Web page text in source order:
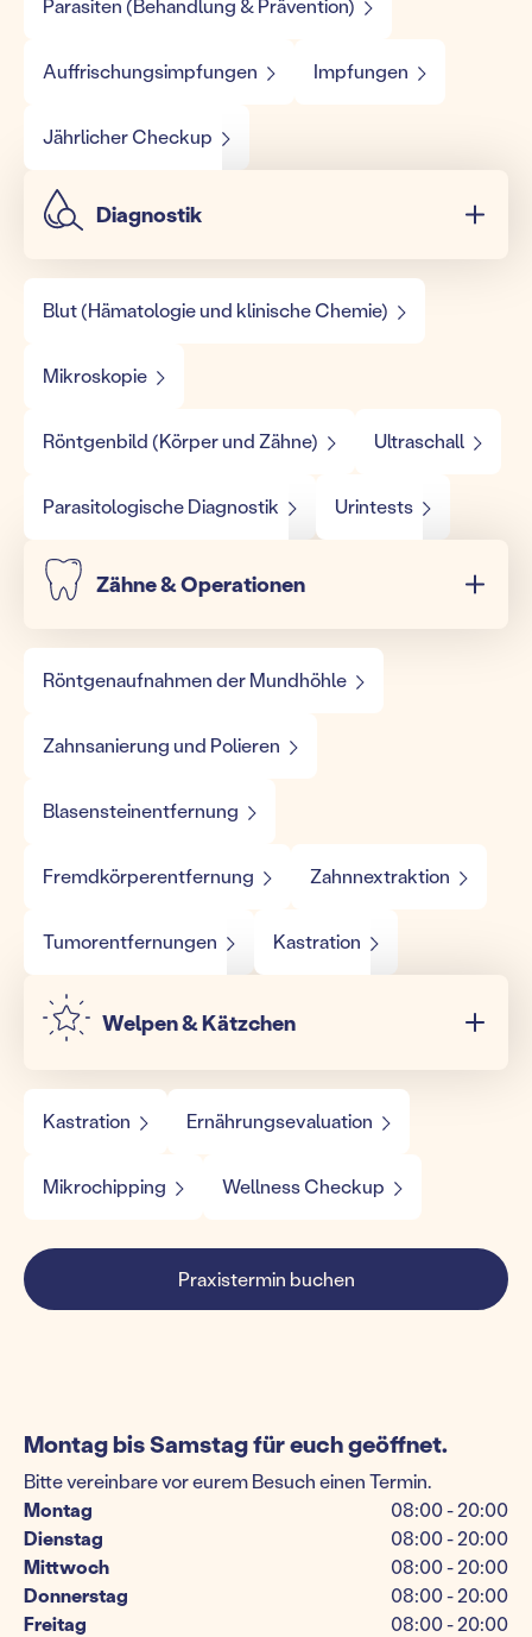
Parasiten (Behandlung & Prävention)
Auffrischungsimpfungen Impfungen
Jährlicher Checkup
Diagnostik
Blut (Hämatologie und klinische Chemie)
Mikroskopie
Röntgenbild (Körper und Zähne) Ultraschall
Parasitologische Diagnostik Urintests
Zähne & Operationen
Röntgenaufnahmen der Mundhöhle
Zahnsanierung und Polieren
Blasensteinentfernung
Fremdkörperentfernung Zahnnextraktion
Tumorentfernungen Kastration
Welpen & Kätzchen
Kastration Ernährungsevaluation
Mikrochipping Wellness Checkup
Praxistermin buchen
Montag bis Samstag für euch geöffnet.
Bitte vereinbare vor eurem Besuch einen Termin.
Montag
08:00 - 20:00
Dienstag
08:00 - 20:00
Mittwoch
08:00 - 20:00
Donnerstag
08:00 - 20:00
Freitag
08:00 - 20:00